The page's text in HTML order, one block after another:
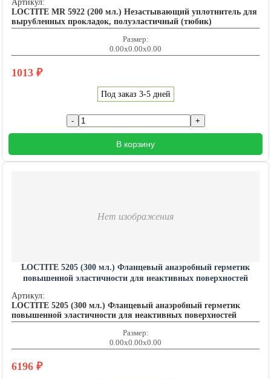
Артикул:
LOCTITE MR 5922 (200 мл.) Незастывающий уплотнитель для
вырубленных прокладок, полуэластичный (тюбик)
Размер:
0.00x0.00x0.00
1013 ₽
Под заказ 3-5 дней
В корзину
Нет изображения
LOCTITE 5205 (300 мл.) Фланцевый анаэробный герметик
повышенной эластичности для неактивных поверхностей
Артикул:
LOCTITE 5205 (300 мл.) Фланцевый анаэробный герметик
повышенной эластичности для неактивных поверхностей
Размер:
0.00x0.00x0.00
6196 ₽